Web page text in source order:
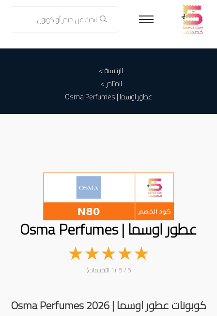
الرئيسية >
المتاجر >
عطور اوسما | Osma Perfumes
عطور اوسما | Osma Perfumes
★
★
★
★
★ 5 / 5 (1 التقييمات)
كوبونات عطور اوسما | Osma Perfumes 2026